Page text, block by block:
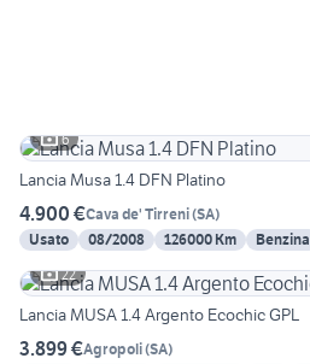
6
Lancia Musa 1.4 DFN Platino
4.900 €Cava de' Tirreni(SA)
Usato
08/2008 126000 Km Benzina
22
Lancia MUSA 1.4 Argento Ecochic GPL
3.899 €Agropoli(SA)